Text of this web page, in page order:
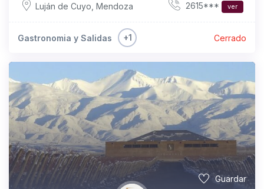
Luján de Cuyo Mendoza 2615*** ver
Gastronomia y Salidas +1 Cerrado
Guardar